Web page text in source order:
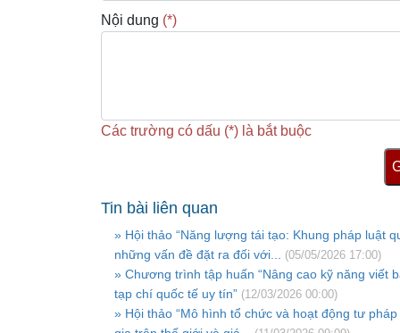
Nội dung (*)
Các trường có dấu (*) là bắt buộc
Tin bài liên quan
» Hội thảo “Năng lượng tái tạo: Khung pháp luật
những vấn đề đặt ra đối với...
(05/05/2026 17:00)
» Chương trình tập huấn “Nâng cao kỹ năng viết
tạp chí quốc tế uy tín” (12/03/2026 00:00)
» Hội thảo “Mô hình tổ chức và hoạt động tư